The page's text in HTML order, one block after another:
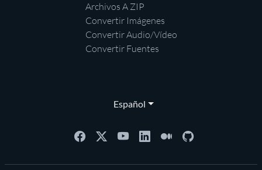
Archivos A ZIP
Convertir Imágenes
Convertir Audio/Vídeo
Convertir Fuentes
Español